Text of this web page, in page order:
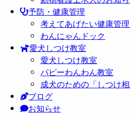
予防・健康管理
考えてあげたい健康管
わんにゃんドック
愛犬しつけ教室
愛犬しつけ教室
パピーわんわん教室
成犬のための「しつけ
ブログ
お知らせ